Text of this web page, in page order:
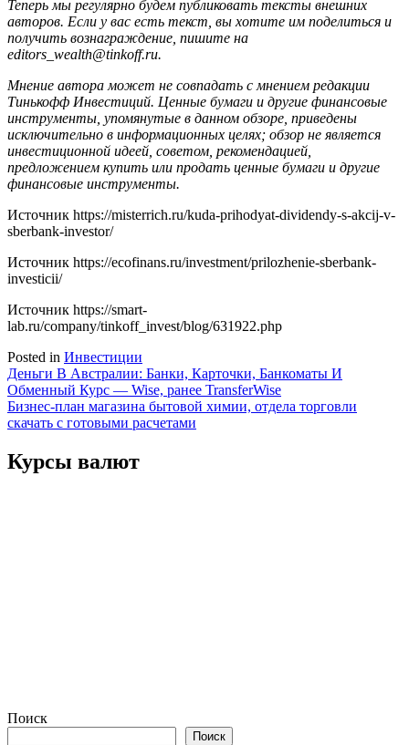
Теперь мы регулярно будем публиковать тексты внешних
авторов. Если у вас есть текст, вы хотите им поделиться и
получить вознаграждение, пишите на
editors_wealth@tinkoff.ru.
Мнение автора может не совпадать с мнением редакции
Тинькофф Инвестиций. Ценные бумаги и другие финансовые
инструменты, упомянутые в данном обзоре, приведены
исключительно в информационных целях; обзор не является
инвестиционной идеей, советом, рекомендацией,
предложением купить или продать ценные бумаги и другие
финансовые инструменты.
Источник https://misterrich.ru/kuda-prihodyat-dividendy-s-akcij-v-
sberbank-investor/
Источник https://ecofinans.ru/investment/prilozhenie-sberbank-
investicii/
Источник https://smart-
lab.ru/company/tinkoff_invest/blog/631922.php
Posted in Инвестиции
Навигация
по
записям
Деньги В Австралии: Банки, Карточки, Банкоматы И
Обменный Курс — Wise, ранее TransferWise
Бизнес-план магазина бытовой химии, отдела торговли
скачать с готовыми расчетами
Курсы валют
Поиск
Поиск